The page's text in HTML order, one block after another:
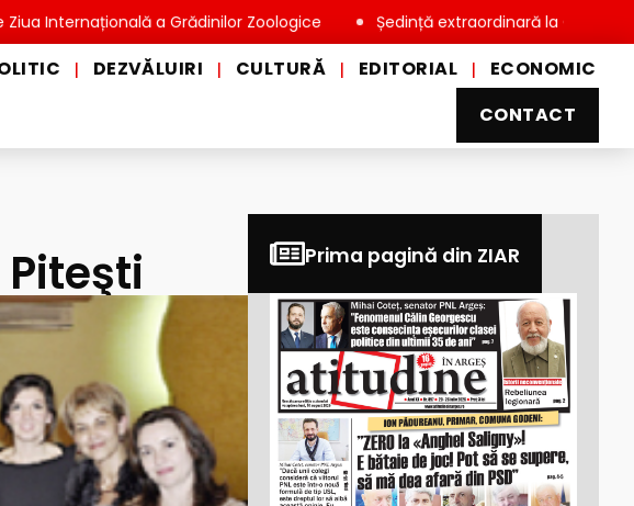
a Grădinilor Zoologice Ședință extraordinară la Consiliul Local
| DEZVĂLUIRI | CULTURĂ | EDITORIAL |
ECONOMIC
CONTACT
Prima pagină din ZIAR